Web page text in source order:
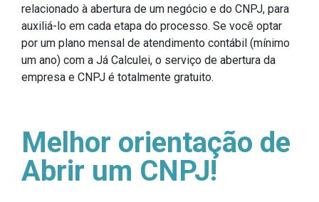
relacionado à abertura de um negócio e do CNPJ, para
auxiliá-lo em cada etapa do processo. Se você optar
por um plano mensal de atendimento contábil (mínimo
um ano) com a Já Calculei, o serviço de abertura da
empresa e CNPJ é totalmente gratuito.
Melhor orientação de
Abrir um CNPJ!